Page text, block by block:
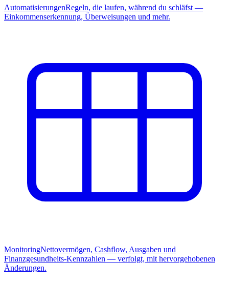
AutomatisierungenRegeln, die laufen, während du schläfst —
Einkommenserkennung, Überweisungen und mehr.
MonitoringNettovermögen, Cashflow, Ausgaben und
Finanzgesundheits-Kennzahlen — verfolgt, mit hervorgehobenen
Änderungen.